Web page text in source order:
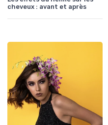
cheveux : avant et après